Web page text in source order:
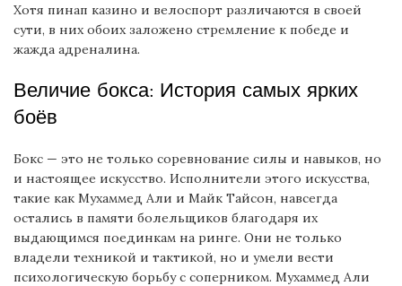
Хотя пинап казино и велоспорт различаются в своей
сути, в них обоих заложено стремление к победе и
жажда адреналина.
Величие бокса: История самых ярких
боёв
Бокс — это не только соревнование силы и навыков, но
и настоящее искусство. Исполнители этого искусства,
такие как Мухаммед Али и Майк Тайсон, навсегда
остались в памяти болельщиков благодаря их
выдающимся поединкам на ринге. Они не только
владели техникой и тактикой, но и умели вести
психологическую борьбу с соперником. Мухаммед Али